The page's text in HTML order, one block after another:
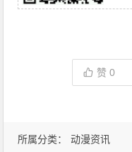
所属分类： 动漫资讯
赞0